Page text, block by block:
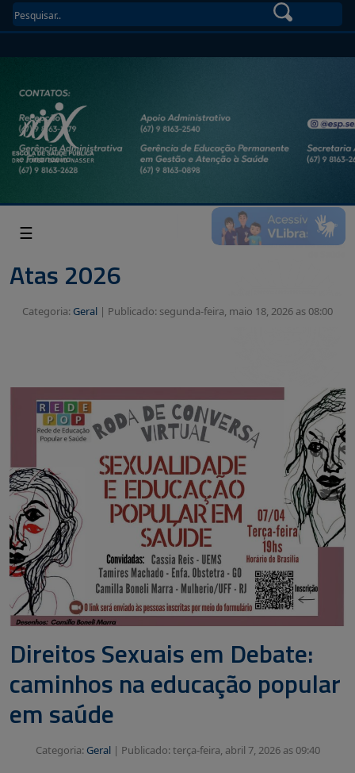
☰
Atas 2026
Categoria: Geral | Publicado: segunda-feira, maio 18, 2026 as 08:00
Direitos Sexuais em Debate:
caminhos na educação popular
em saúde
Categoria: Geral| Publicado: terça-feira, abril 7, 2026 as 09:40